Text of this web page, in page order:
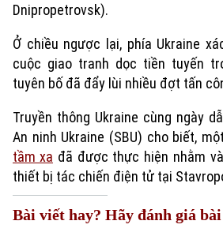
Dnipropetrovsk).
Ở chiều ngược lại, phía Ukraine
cuộc giao tranh dọc tiền tuyến
tuyên bố đã đẩy lùi nhiều đợt tấn
Truyền thông Ukraine cùng ngày
An ninh Ukraine (SBU) cho biết,
tầm xa đã được thực hiện nhằm
thiết bị tác chiến điện tử tại
Bài viết hay? Hãy đánh giá